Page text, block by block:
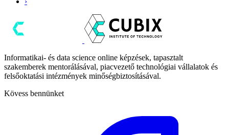
Informatikai- és data science online képzések, tapasztalt
szakemberek mentorálásával, piacvezető technológiai vállalatok és
felsőoktatási intézmények minőségbiztosításával.
Kövess bennünket